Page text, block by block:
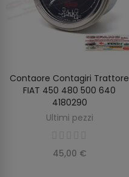
AGGIUNGI AL CARRELLO
Contaore Contagiri Trattore
FIAT 450 480 500 640
4180290
Ultimi pezzi
45,00 €